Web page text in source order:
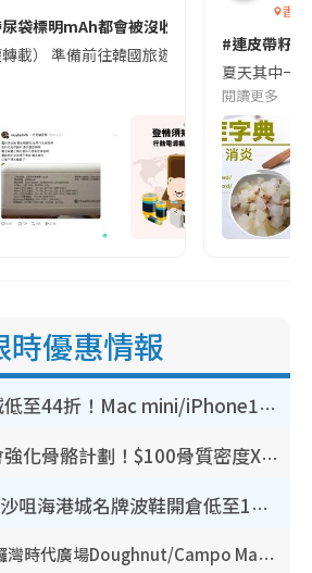
袋標明mAh都會被沒收😱出發前切記檢查
轉載） 準備前往韓國旅遊的民眾，近期要
香港
#連皮帶籽
夏天其中一
閱讀更多
時優惠情報
豐澤優惠勁減低至44折！Mac mini/iPhone17Pro大減價！廚房家電$220起
港大推賽馬會強化骨骼計劃！$100骨質密度X光檢查 完成免費運動訓練送超市禮券！附參加資格
開倉優惠 | 尖沙咀海港城名牌波鞋開倉低至1折！On鞋$899起／Joy&Peace鞋履$98起
開倉優惠｜銅鑼灣時代廣場Doughnut/Campo Marzio開倉低至1折！背囊、書包、手袋劈價$200起